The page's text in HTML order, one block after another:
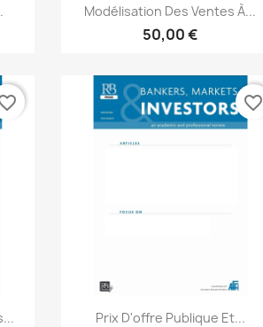
Aperçu rapide
Modélisation Des Ventes À...
50,00 €
Aperçu rapide
Prix D'offre Publique Et...
favorite_border